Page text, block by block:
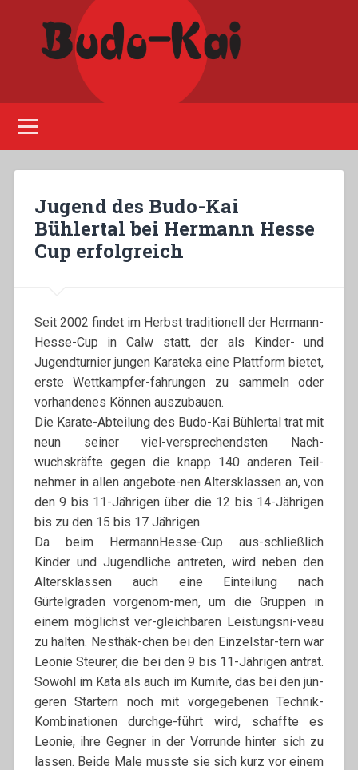
Please disable Adblock!
Jugend des Budo-Kai
Bühlertal bei Hermann Hesse
Cup erfolgreich
Seit 2002 findet im Herbst traditionell der Hermann-
Hesse-Cup in Calw statt, der als Kinder- und
Jugendturnier jungen Karateka eine Plattform bietet,
erste Wettkampfer-fahrungen zu sammeln oder
vorhandenes Können auszubauen.
Die Karate-Abteilung des Budo-Kai Bühlertal trat mit
neun seiner viel-versprechendsten Nach-
wuchskräfte gegen die knapp 140 anderen Teil-
nehmer in allen angebote-nen Altersklassen an, von
den 9 bis 11-Jährigen über die 12 bis 14-Jährigen
bis zu den 15 bis 17 Jährigen.
Da beim HermannHesse-Cup aus-schließlich
Kinder und Jugendliche antreten, wird neben den
Altersklassen auch eine Einteilung nach
Gürtelgraden vorgenom-men, um die Gruppen in
einem möglichst ver-gleichbaren Leistungsni-veau
zu halten. Nesthäk-chen bei den Einzelstar-tern war
Leonie Steurer, die bei den 9 bis 11-Jährigen antrat.
Sowohl im Kata als auch im Kumite, das bei den jün-
geren Startern noch mit vorgegebenen Technik-
Kombinationen durchge-führt wird, schaffte es
Leonie, ihre Gegner in der Vorrunde hinter sich zu
lassen. Beide Male musste sie sich kurz vor einem